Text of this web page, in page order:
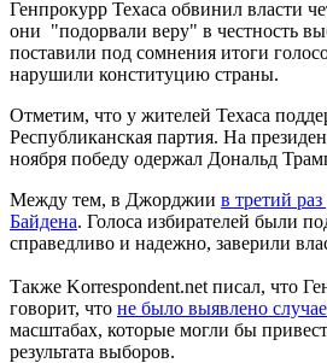
Генпрокурр Техаса обвинил власти
они "подорвали веру" в честность
поставили под сомнения итоги
нарушили конституцию страны.
Отметим, что у жителей Техаса
Республиканская партия. На
ноября победу одержал Дональд
Между тем, в Джорджии в третий
Байдена. Голоса избирателей были
справедливо и надежно, заверили
Также Korrespondent.net писал, что
говорит, что не было выявлено
масштабах, которые могли бы
результата выборов.